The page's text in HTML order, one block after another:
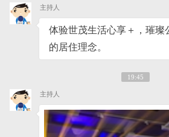
主持人
体验世茂生活心享＋，璀璨
的居住理念。
19:45
主持人